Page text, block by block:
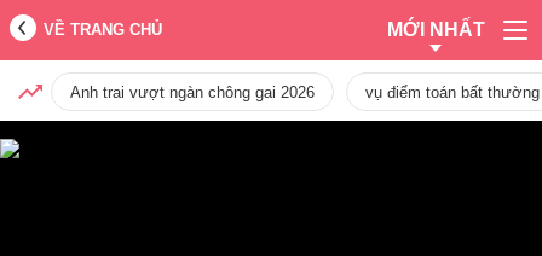
VỀ TRANG CHỦ MỚI NHẤT
Anh trai vượt ngàn chông gai 2026 vụ điểm toán bất